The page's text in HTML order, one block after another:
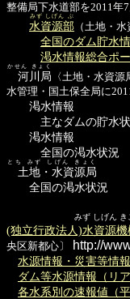
整備局下水道部を2011年7
水資源部
みず しげん ぶ
（土地・
全国のダム貯水
渇水情報総合ポ
河川局
かせん きょく
〈土地・水資
水管理・国土保全局に
渇水情報
主なダムの貯水状
渇水情報
全国の渇水状況
土地・水資源局
とち みず しげん きょく
全国の渇水状況
みず しげん き
(独立行政法人)水資源機
央区新都心〕
http://
水源情報・災害等情報
ダム等水源情報（リ
各水系別の速報値（平